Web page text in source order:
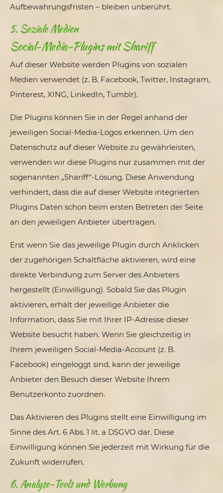
Aufbewahrungsfristen – bleiben unberührt.
5. Soziale Medien
Social-Media-Plugins mit Shariff
Auf dieser Website werden Plugins von sozialen
Medien verwendet (z. B. Facebook, Twitter, Instagram,
Pinterest, XING, LinkedIn, Tumblr).
Die Plugins können Sie in der Regel anhand der
jeweiligen Social-Media-Logos erkennen. Um den
Datenschutz auf dieser Website zu gewährleisten,
verwenden wir diese Plugins nur zusammen mit der
sogenannten „Shariff“-Lösung. Diese Anwendung
verhindert, dass die auf dieser Website integrierten
Plugins Daten schon beim ersten Betreten der Seite
an den jeweiligen Anbieter übertragen.
Erst wenn Sie das jeweilige Plugin durch Anklicken
der zugehörigen Schaltfläche aktivieren, wird eine
direkte Verbindung zum Server des Anbieters
hergestellt (Einwilligung). Sobald Sie das Plugin
aktivieren, erhält der jeweilige Anbieter die
Information, dass Sie mit Ihrer IP-Adresse dieser
Website besucht haben. Wenn Sie gleichzeitig in
Ihrem jeweiligen Social-Media-Account (z. B.
Facebook) eingeloggt sind, kann der jeweilige
Anbieter den Besuch dieser Website Ihrem
Benutzerkonto zuordnen.
Das Aktivieren des Plugins stellt eine Einwilligung im
Sinne des Art. 6 Abs. 1 lit. a DSGVO dar. Diese
Einwilligung können Sie jederzeit mit Wirkung für die
Zukunft widerrufen.
6. Analyse-Tools und Werbung